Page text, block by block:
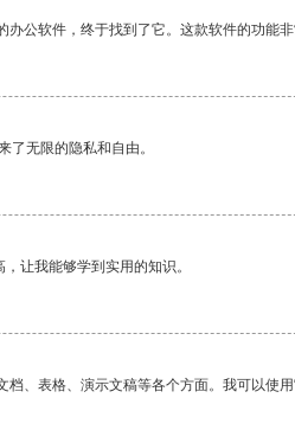
公软件，终于找到了它。这款软件的功能
了无限的隐私和自由。
让我能够学到实用的知识。
、表格、演示文稿等各个方面。我可以使